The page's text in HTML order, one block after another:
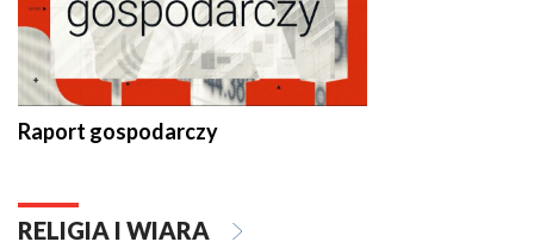
Raport gospodarczy
RELIGIA I WIARA